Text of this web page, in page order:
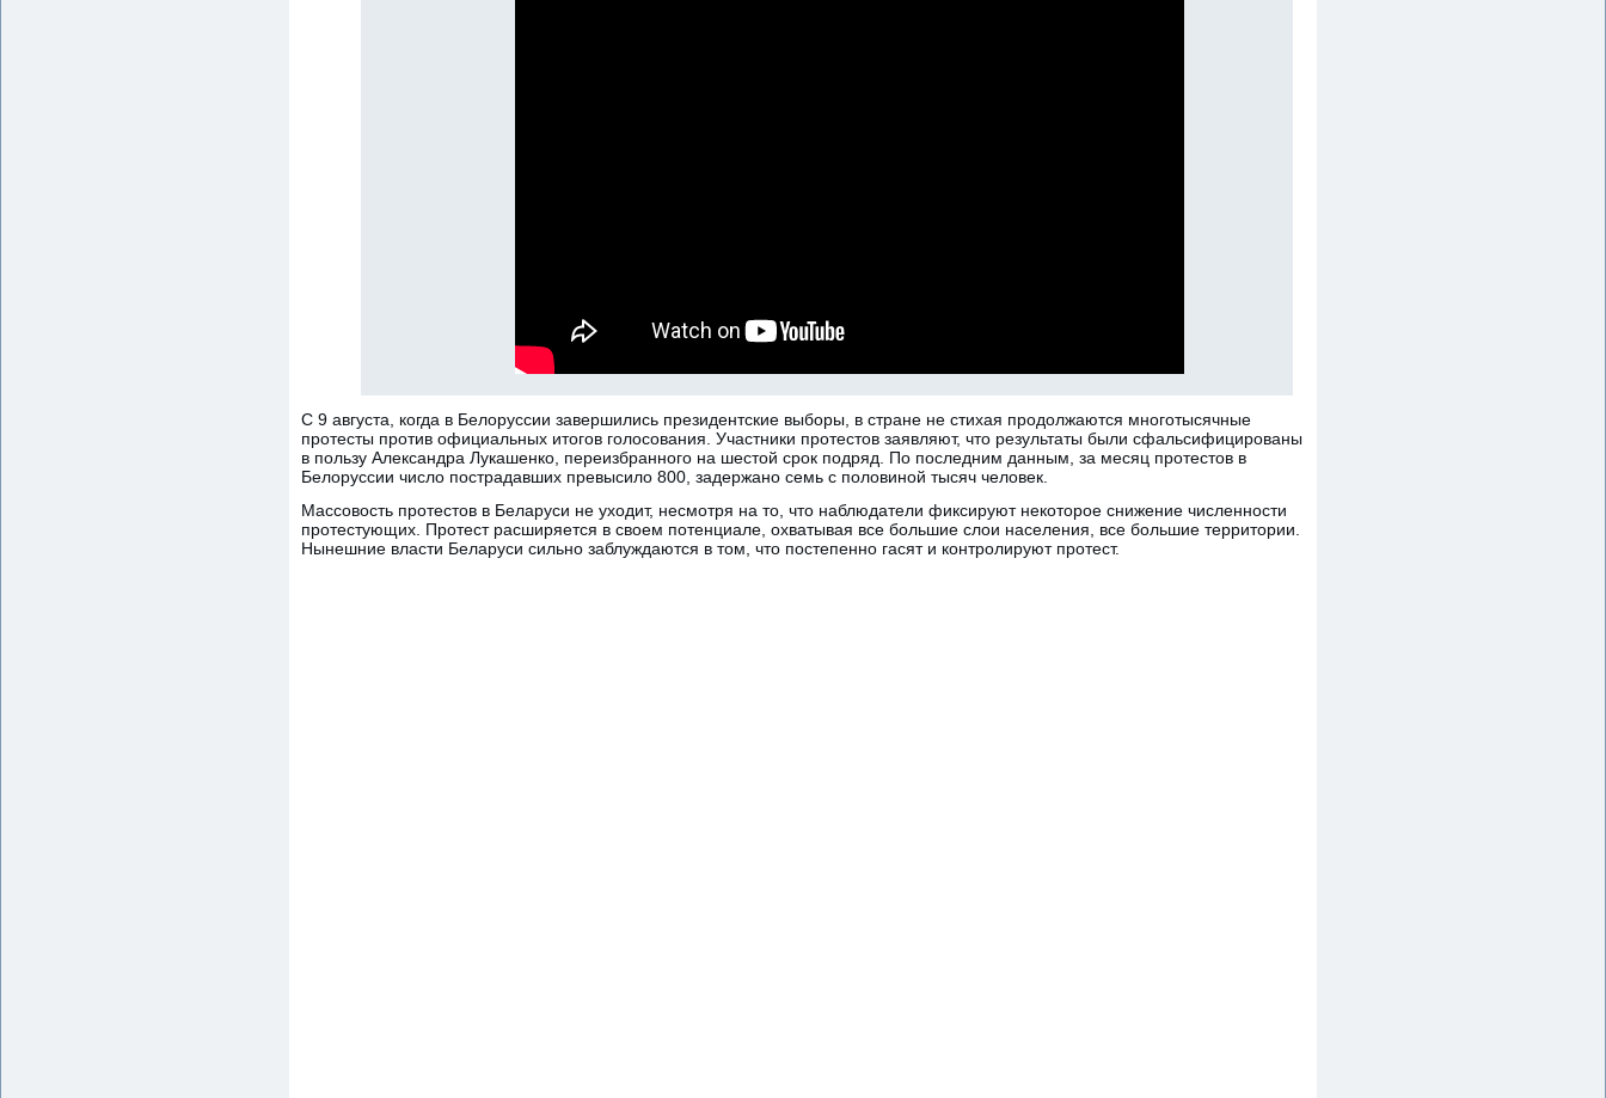
С 9 августа, когда в Белоруссии завершились президентские выборы, в стране не стихая продолжаются многотысячные
протесты против официальных итогов голосования. Участники протестов заявляют, что результаты были сфальсифицированы
в пользу Александра Лукашенко, переизбранного на шестой срок подряд. По последним данным, за месяц протестов в
Белоруссии число пострадавших превысило 800, задержано семь с половиной тысяч человек.
Массовость протестов в Беларуси не уходит, несмотря на то, что наблюдатели фиксируют некоторое снижение численности
протестующих. Протест расширяется в своем потенциале, охватывая все большие слои населения, все большие территории.
Нынешние власти Беларуси сильно заблуждаются в том, что постепенно гасят и контролируют протест.